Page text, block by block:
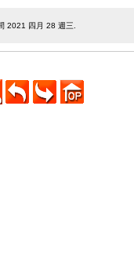
2021 四月 28 週三.